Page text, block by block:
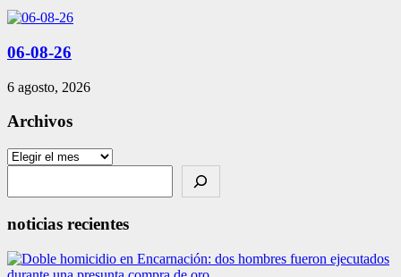
06-08-26
6 agosto, 2026
Archivos
Archivos
noticias recientes